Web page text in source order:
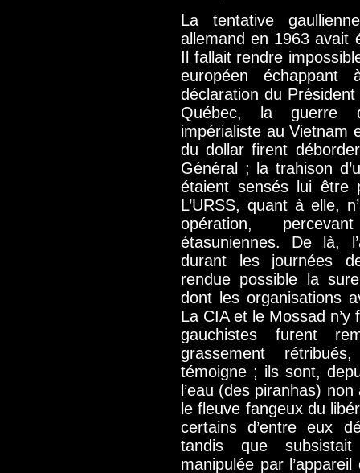
La tentative
allemand en 1963 avait
Il fallait rendre
européen échappant
déclaration du
Québec, la guerre
impérialiste au Vietnam
du dollar firent
Général ; la trahison
étaient sensés lui être
L’URSS, quant à elle,
opération,
étasuniennes. De là,
durant les journées
rendue possible la
dont les organisations
La CIA et le Mossad
gauchistes furent
grassement
témoigne ; ils sont,
l’eau (des piranhas)
le fleuve fangeux du
certains d’entre eux
tandis que subsistait
manipulée par